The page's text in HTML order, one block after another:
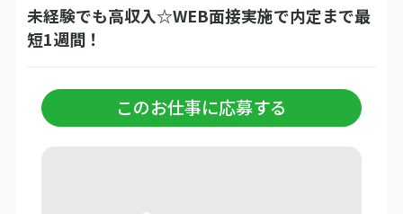
未経験でも高収入☆WEB面接実施で内定まで最
短1週間！
このお仕事に応募する